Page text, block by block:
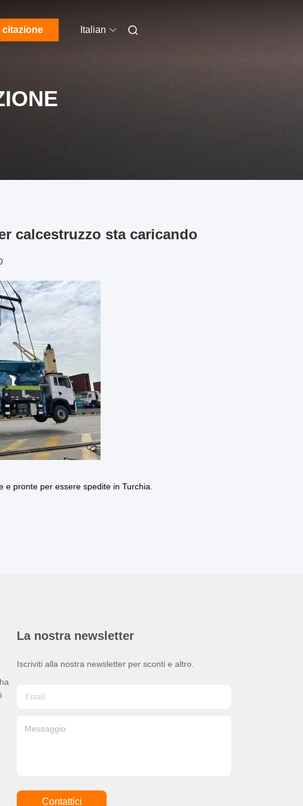
citazione Italian
calcestruzzo sta caricando
pronte per essere spedite in Turchia.
La nostra newsletter
Iscriviti alla nostra newsletter per sconti e altro.
Contattici